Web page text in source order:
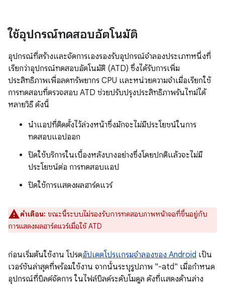
ใช้อุปกรณ์ทดสอบอัตโนมัติ
อุปกรณ์ที่สร้างและจัดการเองรองรับอุปกรณ์จำลองประเภทหนึ่งที่
เรียกว่าอุปกรณ์ทดสอบอัตโนมัติ (ATD) ซึ่งได้รับการเพิ่ม
ประสิทธิภาพเพื่อลดทรัพยากร CPU และหน่วยความจำเมื่อเรียกใช้
การทดสอบที่ตรวจสอบ ATD ช่วยปรับปรุงประสิทธิภาพรันไทม์ได้
หลายวิธี ดังนี้
นำแอปที่ติดตั้งไว้ล่วงหน้าซึ่งมักจะไม่มีประโยชน์ในการ
ทดสอบแอปออก
ปิดใช้บริการในเบื้องหลังบางอย่างซึ่งโดยปกติแล้วจะไม่มี
ประโยชน์ต่อ การทดสอบแอป
ปิดใช้การแสดงผลฮาร์ดแวร์
คำเตือน: ขณะนี้ระบบไม่รองรับการทดสอบภาพหน้าจอที่ขึ้นอยู่กับ
การแสดงผลฮาร์ดแวร์เมื่อใช้ ATD
ก่อนเริ่มต้นใช้งาน โปรดอัปเดตโปรแกรมจำลองของ Android เป็น
เวอร์ชันล่าสุดที่พร้อมใช้งาน จากนั้นระบุรูปภาพ "-atd" เมื่อกำหนด
อุปกรณ์ที่บิลด์จัดการ ในไฟล์บิลด์ระดับโมดูล ดังที่แสดงด้านล่าง